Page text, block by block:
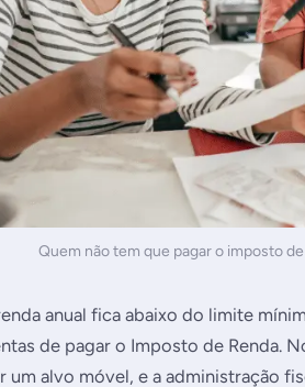
Quem não tem que pagar o imposto
anual fica abaixo do limite
de pagar o Imposto de Renda.
um alvo móvel, e a administração